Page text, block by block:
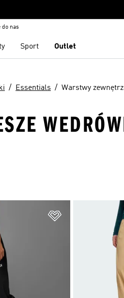
do nas
Sport Outlet
Essentials Warstwy
Dodaj do listy